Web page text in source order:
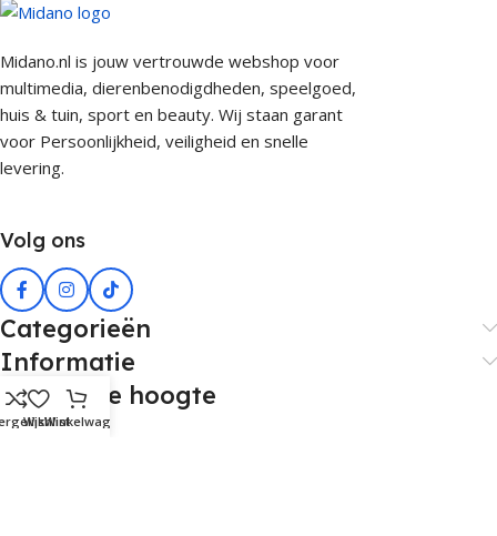
Midano.nl is jouw vertrouwde webshop voor
multimedia, dierenbenodigdheden, speelgoed,
huis & tuin, sport en beauty. Wij staan garant
voor Persoonlijkheid, veiligheid en snelle
levering.
Volg ons
Categorieën
Informatie
Blijf op de hoogte
Wishlist
Winkelwagen